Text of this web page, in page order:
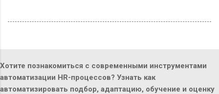
Хотите познакомиться с современными инструментами
автоматизации HR-процессов? Узнать как
автоматизировать подбор, адаптацию, обучение и оценку